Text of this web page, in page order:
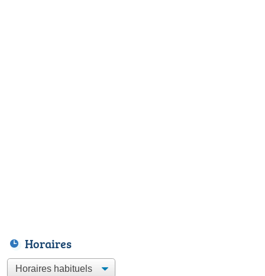
Horaires